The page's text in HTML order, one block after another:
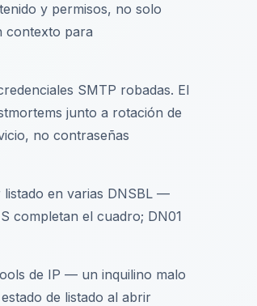
y permisos, no solo
contexto para
SMTP robadas. El
junto a rotación de
no contraseñas
listado en varias DNSBL —
completan el cuadro; DN01
de IP — un inquilino malo
de listado al abrir